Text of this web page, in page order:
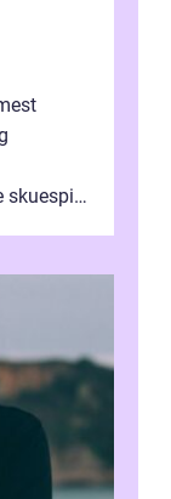
skuespil.